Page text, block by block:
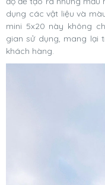
dụng các vật liệu và
mini 5x20 này không
gian sử dụng, mang lại
khách hàng.